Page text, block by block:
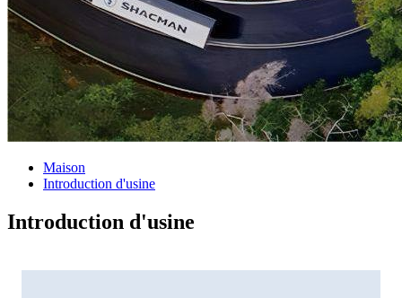
Maison
Introduction d'usine
Introduction d'usine